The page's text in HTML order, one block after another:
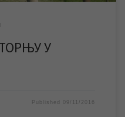
У
Published 09/11/2016